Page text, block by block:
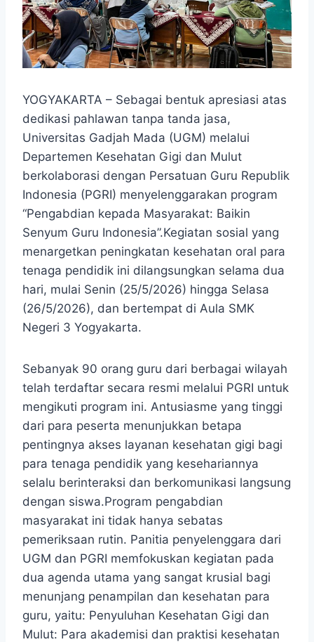
YOGYAKARTA – Sebagai bentuk apresiasi atas
dedikasi pahlawan tanpa tanda jasa,
Universitas Gadjah Mada (UGM) melalui
Departemen Kesehatan Gigi dan Mulut
berkolaborasi dengan Persatuan Guru Republik
Indonesia (PGRI) menyelenggarakan program
“Pengabdian kepada Masyarakat: Baikin
Senyum Guru Indonesia”.Kegiatan sosial yang
menargetkan peningkatan kesehatan oral para
tenaga pendidik ini dilangsungkan selama dua
hari, mulai Senin (25/5/2026) hingga Selasa
(26/5/2026), dan bertempat di Aula SMK
Negeri 3 Yogyakarta.
Sebanyak 90 orang guru dari berbagai wilayah
telah terdaftar secara resmi melalui PGRI untuk
mengikuti program ini. Antusiasme yang tinggi
dari para peserta menunjukkan betapa
pentingnya akses layanan kesehatan gigi bagi
para tenaga pendidik yang kesehariannya
selalu berinteraksi dan berkomunikasi langsung
dengan siswa.Program pengabdian
masyarakat ini tidak hanya sebatas
pemeriksaan rutin. Panitia penyelenggara dari
UGM dan PGRI memfokuskan kegiatan pada
dua agenda utama yang sangat krusial bagi
menunjang penampilan dan kesehatan para
guru, yaitu: Penyuluhan Kesehatan Gigi dan
Mulut: Para akademisi dan praktisi kesehatan